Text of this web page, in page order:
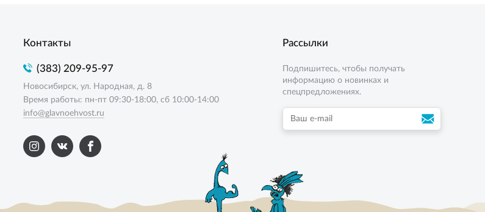
Контакты
(383) 209-95-97
Новосибирск, ул. Народная, д. 8
Время работы: пн-пт 09:30-18:00, сб 10:00-14:00
info@glavnoehvost.ru
Рассылки
Подпишитесь, чтобы получать
информацию о новинках и
спецпредложениях.